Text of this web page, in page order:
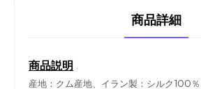
商品詳細
商品説明
産地：クム産地、イラン製：シルク100％